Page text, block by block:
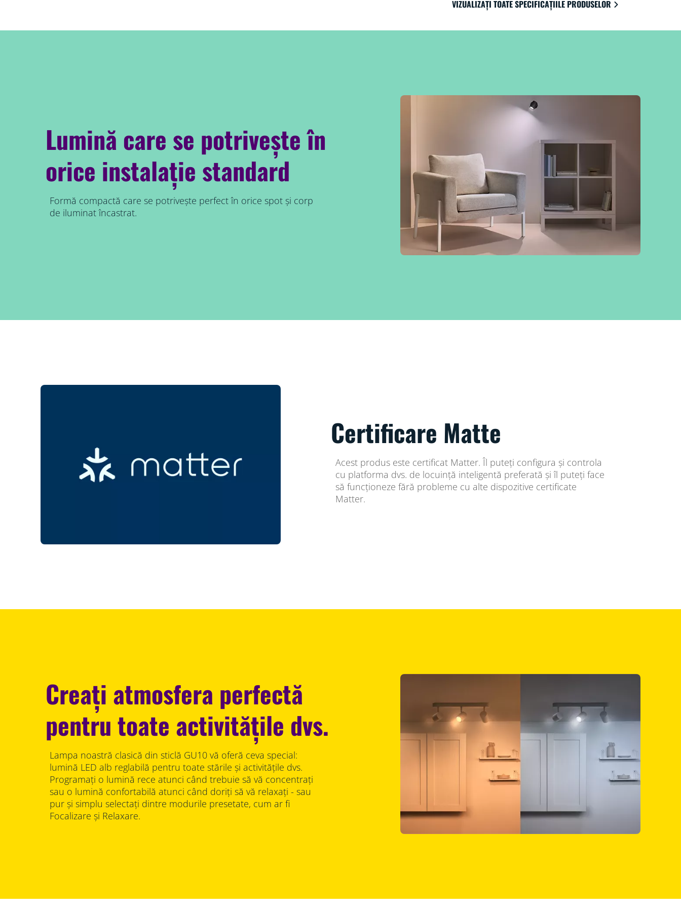
VIZUALIZAȚI TOATE SPECIFICAȚIILE PRODUSELOR
Lumină care se potrivește în
orice instalație standard
Formă compactă care se potrivește perfect în orice spot și corp
de iluminat încastrat.
Certificare Matte
Acest produs este certificat Matter. Îl puteți configura și controla
cu platforma dvs. de locuință inteligentă preferată și îl puteți face
să funcționeze fără probleme cu alte dispozitive certificate
Matter.
Creați atmosfera perfectă
pentru toate activitățile dvs.
Lampa noastră clasică din sticlă GU10 vă oferă ceva special:
lumină LED alb reglabilă pentru toate stările și activitățile dvs.
Programați o lumină rece atunci când trebuie să vă concentrați
sau o lumină confortabilă atunci când doriți să vă relaxați - sau
pur și simplu selectați dintre modurile presetate, cum ar fi
Focalizare și Relaxare.